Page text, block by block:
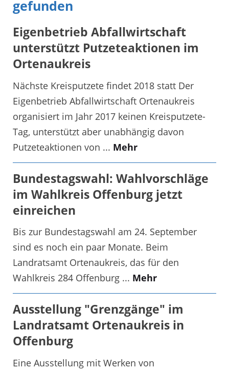
gefunden
Eigenbetrieb Abfallwirtschaft
unterstützt Putzeteaktionen im
Ortenaukreis
Nächste Kreisputzete findet 2018 statt Der
Eigenbetrieb Abfallwirtschaft Ortenaukreis
organisiert im Jahr 2017 keinen Kreisputzete-
Tag, unterstützt aber unabhängig davon
Putzeteaktionen von ... Mehr
Bundestagswahl: Wahlvorschläge
im Wahlkreis Offenburg jetzt
einreichen
Bis zur Bundestagswahl am 24. September
sind es noch ein paar Monate. Beim
Landratsamt Ortenaukreis, das für den
Wahlkreis 284 Offenburg ... Mehr
Ausstellung "Grenzgänge" im
Landratsamt Ortenaukreis in
Offenburg
Eine Ausstellung mit Werken von